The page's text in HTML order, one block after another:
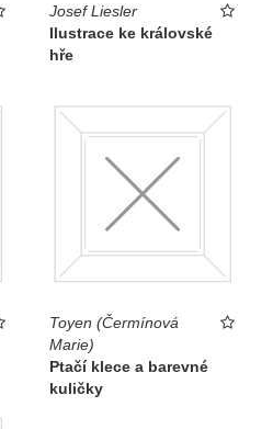
Josef Liesler
Ilustrace ke královské
hře
Toyen (Čermínová
Marie)
Ptačí klece a barevné
kuličky